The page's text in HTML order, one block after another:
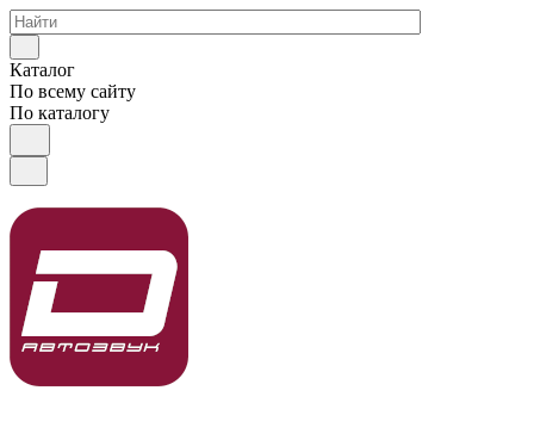
Каталог
По всему сайту
По каталогу